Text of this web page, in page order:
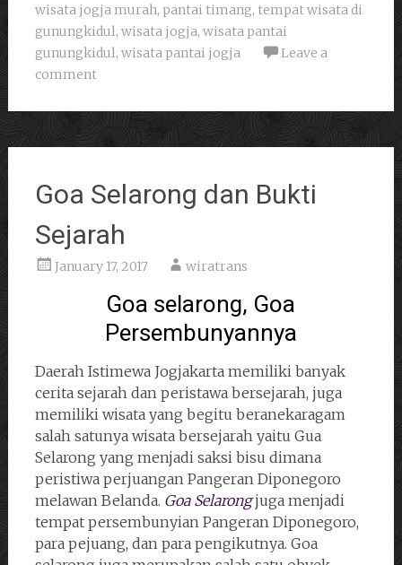
wisata jogja murah, pantai timang, tempat wisata di
gunungkidul, wisata jogja, wisata pantai
gunungkidul, wisata pantai jogja
Leave a
comment
Goa Selarong dan Bukti
Sejarah
January 17, 2017 wiratrans
Goa selarong, Goa
Persembunyannya
Daerah Istimewa Jogjakarta memiliki banyak
cerita sejarah dan peristawa bersejarah, juga
memiliki wisata yang begitu beranekaragam
salah satunya wisata bersejarah yaitu Gua
Selarong yang menjadi saksi bisu dimana
peristiwa perjuangan Pangeran Diponegoro
melawan Belanda. Goa Selarongjuga menjadi
tempat persembunyian Pangeran Diponegoro,
para pejuang, dan para pengikutnya. Goa